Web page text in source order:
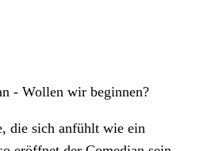
- Wollen wir beginnen?
die sich anfühlt wie ein